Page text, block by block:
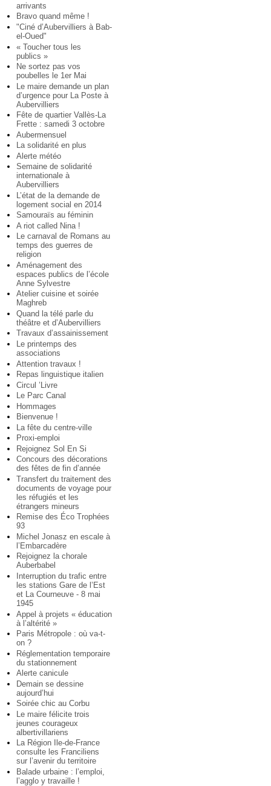
arrivants
Bravo quand même !
"Ciné d’Aubervilliers à Bab-
el-Oued"
« Toucher tous les
publics »
Ne sortez pas vos
poubelles le 1er Mai
Le maire demande un plan
d’urgence pour La Poste à
Aubervilliers
Fête de quartier Vallès-La
Frette : samedi 3 octobre
Aubermensuel
La solidarité en plus
Alerte météo
Semaine de solidarité
internationale à
Aubervilliers
L’état de la demande de
logement social en 2014
Samouraïs au féminin
A riot called Nina !
Le carnaval de Romans au
temps des guerres de
religion
Aménagement des
espaces publics de l’école
Anne Sylvestre
Atelier cuisine et soirée
Maghreb
Quand la télé parle du
théâtre et d’Aubervilliers
Travaux d’assainissement
Le printemps des
associations
Attention travaux !
Repas linguistique italien
Circul ’Livre
Le Parc Canal
Hommages
Bienvenue !
La fête du centre-ville
Proxi-emploi
Rejoignez Sol En Si
Concours des décorations
des fêtes de fin d’année
Transfert du traitement des
documents de voyage pour
les réfugiés et les
étrangers mineurs
Remise des Éco Trophées
93
Michel Jonasz en escale à
l’Embarcadère
Rejoignez la chorale
Auberbabel
Interruption du trafic entre
les stations Gare de l’Est
et La Courneuve - 8 mai
1945
Appel à projets « éducation
à l’altérité »
Paris Métropole : où va-t-
on ?
Réglementation temporaire
du stationnement
Alerte canicule
Demain se dessine
aujourd’hui
Soirée chic au Corbu
Le maire félicite trois
jeunes courageux
albertivillariens
La Région Ile-de-France
consulte les Franciliens
sur l’avenir du territoire
Balade urbaine : l’emploi,
l’agglo y travaille !